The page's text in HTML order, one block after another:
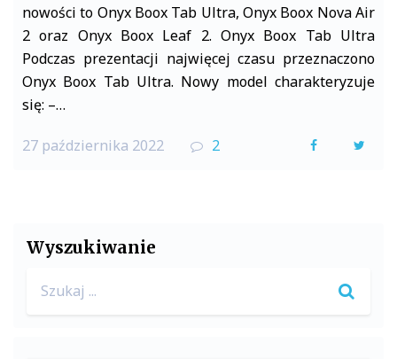
nowości to Onyx Boox Tab Ultra, Onyx Boox Nova Air
2 oraz Onyx Boox Leaf 2. Onyx Boox Tab Ultra
Podczas prezentacji najwięcej czasu przeznaczono
Onyx Boox Tab Ultra. Nowy model charakteryzuje
się: –…
27 października 2022 2
F
Wyszukiwanie
for: